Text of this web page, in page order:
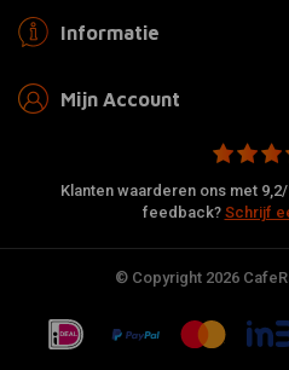
Informatie
Mijn Account
Klanten waarderen ons met
feedback? Schrijf
© Copyright 2026